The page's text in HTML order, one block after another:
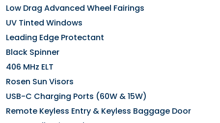
Low Drag Advanced Wheel Fairings
UV Tinted Windows
Leading Edge Protectant
Black Spinner
406 MHz ELT
Rosen Sun Visors
USB-C Charging Ports (60W & 15W)
Remote Keyless Entry & Keyless Baggage Door